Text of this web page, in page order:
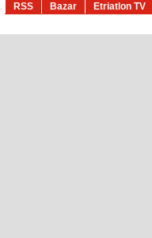
RSS Bazar Etriatlon TV